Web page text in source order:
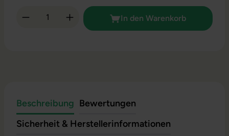
Produkt Anzahl: Gib den gewünschten
In den Warenkorb
Beschreibung Bewertungen
Sicherheit & Herstellerinformationen